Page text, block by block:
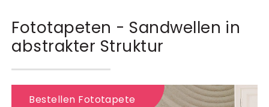
Fototapeten - Sandwellen in
abstrakter Struktur
Bestellen Fototapete